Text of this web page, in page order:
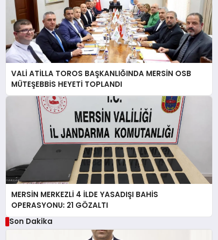
VALİ ATİLLA TOROS BAŞKANLIĞINDA MERSİN OSB
MÜTEŞEBBİS HEYETİ TOPLANDI
MERSİN MERKEZLİ 4 İLDE YASADIŞI BAHİS
OPERASYONU: 21 GÖZALTI
Son Dakika